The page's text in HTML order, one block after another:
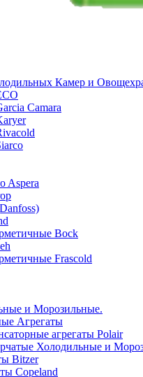
Камер и
Camara
Aspera
Bock
Frascold
и Морозильные.
Агрегаты
агрегаты Polair
Холодильные и
Bitzer
Copeland